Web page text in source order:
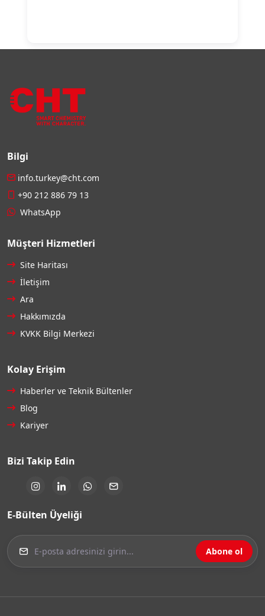
Bilgi
info.turkey@cht.com
+90 212 886 79 13
WhatsApp
Müşteri Hizmetleri
Site Haritası
İletişim
Ara
Hakkımızda
KVKK Bilgi Merkezi
Kolay Erişim
Haberler ve Teknik Bültenler
Blog
Kariyer
Bizi Takip Edin
E-Bülten Üyeliği
Abone ol